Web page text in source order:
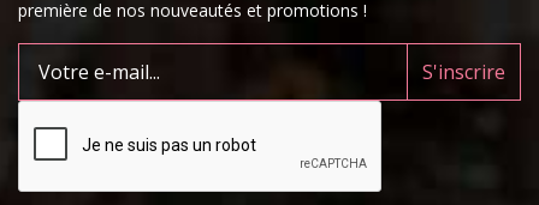
première de nos nouveautés et promotions !